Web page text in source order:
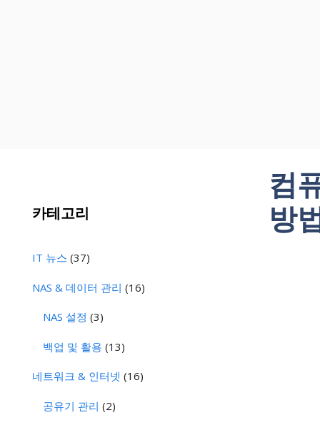
컴
방
카테고리
IT 뉴스 (37)
NAS & 데이터 관리 (16)
NAS 설정 (3)
백업 및 활용 (13)
네트워크 & 인터넷 (16)
공유기 관리 (2)